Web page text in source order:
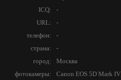
ICQ:
-
URL:
-
телефон:
-
страна:
-
город:
Москва
фотокамеры:
Canon EOS 5D Mark IV